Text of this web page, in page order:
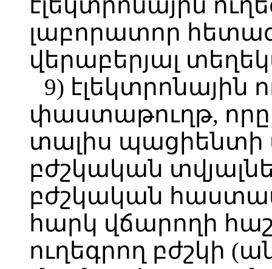
էլեկտրոնային
լաբորատոր
վերաբերյալ
9) էլեկտրոնային
փաստաթուղթ, որը
տալիս
բժշկական
բժշկական
հարկ վճարողի
ուղեգրող բժշկի